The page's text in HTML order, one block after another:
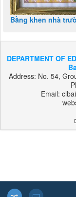
Bằng khen nhà
DEPARTMENT OF
Address: No. 54,
Email:
بت
بت
فوروارد